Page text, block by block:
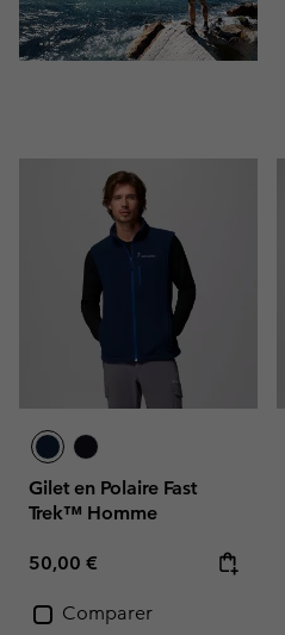
Gilet en Polaire Fast
Trek™ Homme
Regular price:
50,00 €
Comparer